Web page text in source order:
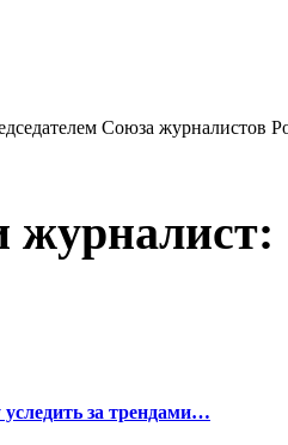
Союза журналистов
журналист:
за трендами…